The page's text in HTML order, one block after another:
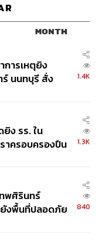
11,470.3 ล้านบาท
นเนื่องมาจากการลด
มของปริมาณการ
ปีก่อนหน้า
านทางตลาดพาณิชย์
งผลให้ Kerry
สถียรภาพได้ยาก
23.3% เมื่อเทียบ
ร แต่ขาดทุน
นหน้า ซึ่งมีตัวเลข
MONTH
ารเหตุยิง
ร์ นนทบุรี สั่ง
1.4K
ง รร. ใน
าครอบครองปืน
1.3K
ทพศิรินทร์
งพื้นที่ปลอดภัย
840